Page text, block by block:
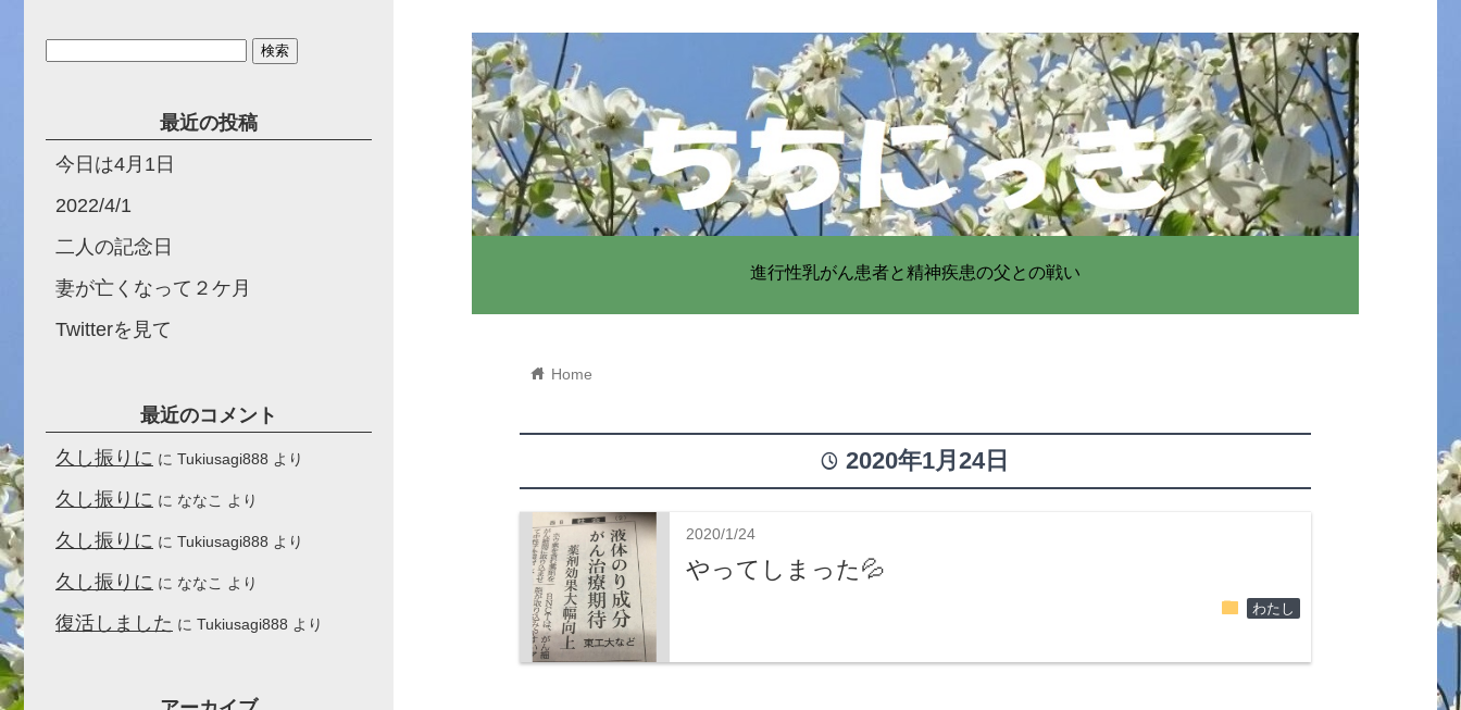
進行性乳がん患者と精神疾患の父との戦い
home Home
time 2020年1月24日
2020/1/24
やってしまった💦
folder わたし
最近の投稿
今日は4月1日
2022/4/1
二人の記念日
妻が亡くなって２ケ月
Twitterを見て
最近のコメント
久し振りに に Tukiusagi888 より
久し振りに に ななこ より
久し振りに に Tukiusagi888 より
久し振りに に ななこ より
復活しました に Tukiusagi888 より